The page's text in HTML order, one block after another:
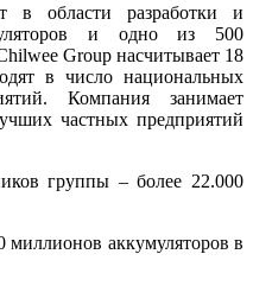
в области разработки и
и одно из 500
Group насчитывает 18
в число национальных
Компания занимает
частных предприятий
группы – более 22.000
миллионов аккумуляторов в